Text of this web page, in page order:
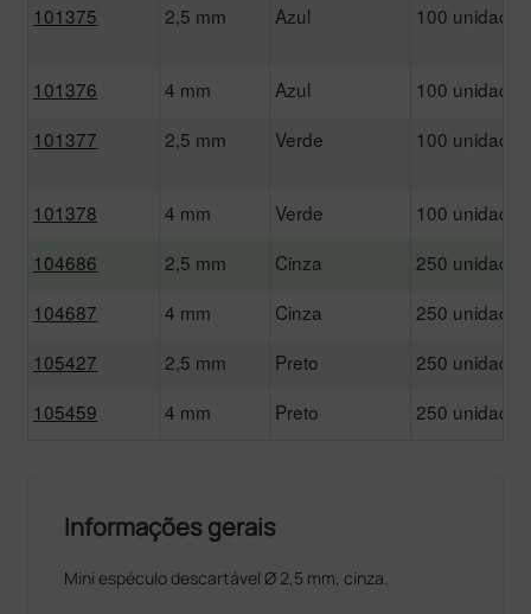
101375
2,5 mm Azul 100 unidades
101376 4 mm Azul
100 unidades
101377
2,5 mm Verde 100 unidades
101378 4 mm Verde
100 unidades
104686
2,5 mm Cinza
250 unidades
104687
4 mm Cinza
250 unidades
105427
2,5 mm Preto
250 unidades
105459
4 mm Preto 250 unidades
Informações gerais
Mini espéculo descartável Ø 2,5 mm, cinza.